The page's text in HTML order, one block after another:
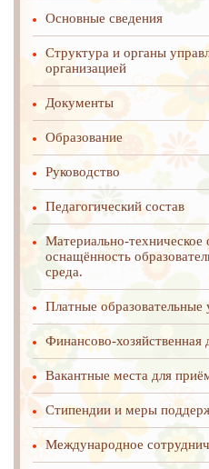
Основные сведения
Структура и органы
организацией
Документы
Образование
Руководство
Педагогический состав
Материально-техническое
оснащённость
среда.
Платные образовательные
Финансово-хозяйственная
Вакантные места для
Стипендии и меры
Международное